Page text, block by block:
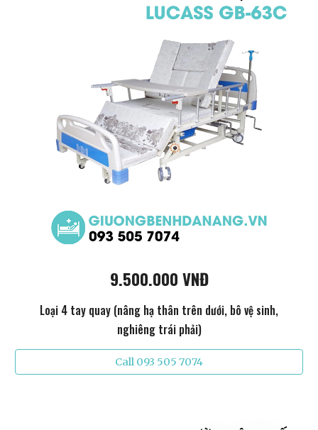
9.500.000 VNĐ
Loại 4 tay quay (nâng hạ thân trên dưới, bô vệ sinh,
nghiêng trái phải)
Call 093 505 7074